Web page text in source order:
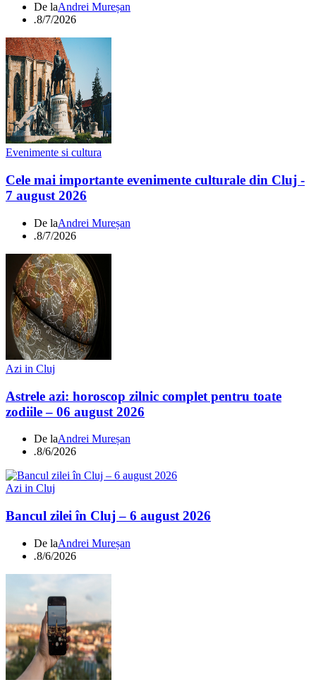
De laAndrei Mureșan
.8/7/2026
Evenimente si cultura
Cele mai importante evenimente culturale din Cluj -
7 august 2026
De laAndrei Mureșan
.8/7/2026
Azi in Cluj
Astrele azi: horoscop zilnic complet pentru toate
zodiile – 06 august 2026
De laAndrei Mureșan
.8/6/2026
Azi in Cluj
Bancul zilei în Cluj – 6 august 2026
De laAndrei Mureșan
.8/6/2026